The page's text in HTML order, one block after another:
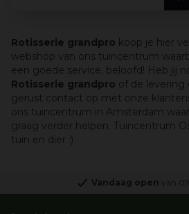
Rotisserie grandpro koop je hier
webshop van ons tuincentrum
een goede service, beloofd! Heb jij
Rotisserie grandpro of de levering
gerust contact op met onze
ons tuincentrum in Amsterdam
graag verder helpen. Tuincentrum
tuin en dier :)
Vandaag open van